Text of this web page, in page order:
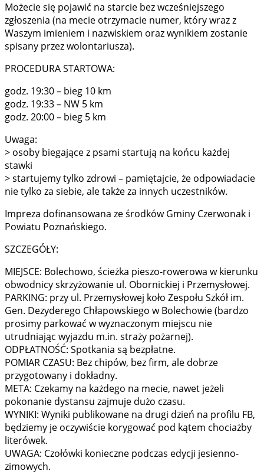
Możecie się pojawić na starcie bez wcześniejszego
zgłoszenia (na mecie otrzymacie numer, który wraz z
Waszym imieniem i nazwiskiem oraz wynikiem zostanie
spisany przez wolontariusza).
PROCEDURA STARTOWA:
godz. 19:30 – bieg 10 km
godz. 19:33 – NW 5 km
godz. 20:00 – bieg 5 km
Uwaga:
> osoby biegające z psami startują na końcu każdej
stawki
> startujemy tylko zdrowi – pamiętajcie, że odpowiadacie
nie tylko za siebie, ale także za innych uczestników.
Impreza dofinansowana ze środków Gminy Czerwonak i
Powiatu Poznańskiego.
SZCZEGÓŁY:
MIEJSCE: Bolechowo, ścieżka pieszo-rowerowa w kierunku
obwodnicy skrzyżowanie ul. Obornickiej i Przemysłowej.
PARKING: przy ul. Przemysłowej koło Zespołu Szkół im.
Gen. Dezyderego Chłapowskiego w Bolechowie (bardzo
prosimy parkować w wyznaczonym miejscu nie
utrudniając wyjazdu m.in. straży pożarnej).
ODPŁATNOŚĆ: Spotkania są bezpłatne.
POMIAR CZASU: Bez chipów, bez firm, ale dobrze
przygotowany i dokładny.
META: Czekamy na każdego na mecie, nawet jeżeli
pokonanie dystansu zajmuje dużo czasu.
WYNIKI: Wyniki publikowane na drugi dzień na profilu FB,
będziemy je oczywiście korygować pod kątem chociażby
literówek.
UWAGA: Czołówki konieczne podczas edycji jesienno-
zimowych.